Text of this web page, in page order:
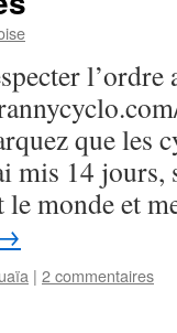
que
mis 14 jours,
monde et
| 2 commentaires